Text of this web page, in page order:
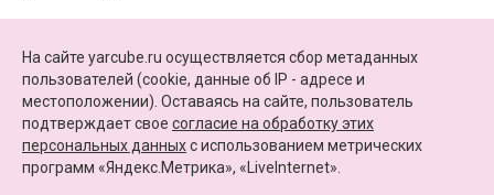
ПАРТНЕРЫ
КАРТА САЙТА
+7 (4852) 64-15-52
На сайте yarcube.ru осуществляется сбор метаданных
пользователей (cookie, данные об IP - адресе и
местоположении). Оставаясь на сайте, пользователь
подтверждает свое согласие на обработку этих
персональных данныхc использованием метрических
программ «Яндекс.Метрика», «LiveInternet».